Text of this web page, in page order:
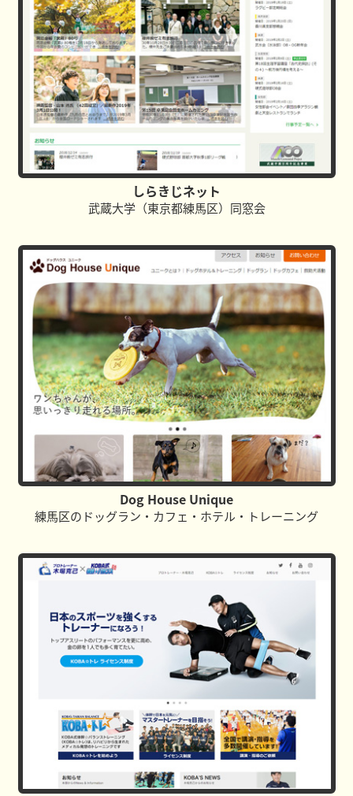
しらきじネット
武蔵大学（東京都練馬区）同窓会
Dog House Unique
練馬区のドッグラン・カフェ・ホテル・トレーニング